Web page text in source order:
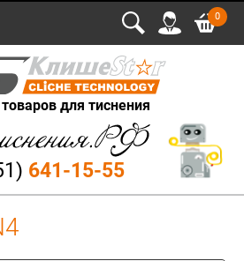
0
для тиснения
641-15-55